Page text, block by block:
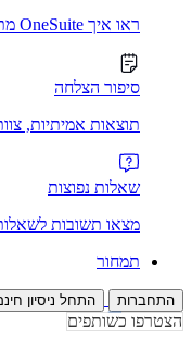
ראו איך OneSuite מתמודד
סיפור הצלחה
תוצאות אמיתיות,
שאלות נפוצות
מצאו תשובות
תמחור
התחברות התחל ניסיון
הצטרפו כשותפים